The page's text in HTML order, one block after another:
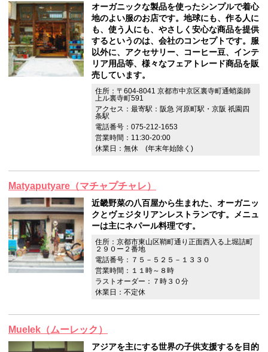
オーガニックな製品を使ったシンプルで着心
地のよい服のお店です。地球にも、作る人に
も、使う人にも、やさしく安心な商品を提供
するというのは、会社のコンセプトです。服
以外に、アクセサリー、コーヒー豆、インテ
リア用品等、様々なフェアトレード商品を販
売しています。
住所：〒604-8041 京都市中京区裏寺町通蛸薬師
上ル裏寺町591
アクセス：最寄駅：阪急 河原町駅・京阪 祇園四
条駅
電話番号：075-212-1653
営業時間：11:30-20:00
休業日：無休 (年末年始除く)
Matyaputyare（マチャプチャレ）
近畿野菜の八百屋から生まれた、オーガニッ
クとヴェジタリアンレストランです。メニュ
ーは主にネパール料理です。
住所：京都市東山区鞘町通り正面西入る上堀詰町
２９０ー２番地
電話番号：７５－５２５－１３３０
営業時間：１１時～８時
ラストオーダー：７時３０分
休業日：不定休
Muelek（ムーレック）
アジアを主にする世界の子供支援するを目的